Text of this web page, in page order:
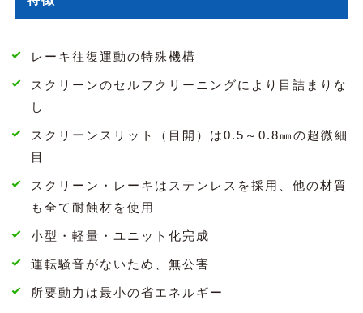
レーキ往復運動の特殊機構
スクリーンのセルフクリーニングにより目詰まりな
し
スクリーンスリット（目開）は0.5～0.8㎜の超微細
目
スクリーン・レーキはステンレスを採用、他の材質
も全て耐蝕材を使用
小型・軽量・ユニット化完成
運転騒音がないため、無公害
所要動力は最小の省エネルギー